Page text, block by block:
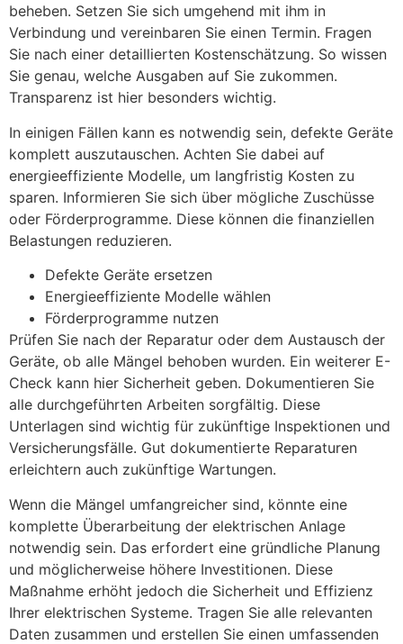
beheben. Setzen Sie sich umgehend mit ihm in
Verbindung und vereinbaren Sie einen Termin. Fragen
Sie nach einer detaillierten Kostenschätzung. So wissen
Sie genau, welche Ausgaben auf Sie zukommen.
Transparenz ist hier besonders wichtig.
In einigen Fällen kann es notwendig sein, defekte Geräte
komplett auszutauschen. Achten Sie dabei auf
energieeffiziente Modelle, um langfristig Kosten zu
sparen. Informieren Sie sich über mögliche Zuschüsse
oder Förderprogramme. Diese können die finanziellen
Belastungen reduzieren.
Defekte Geräte ersetzen
Energieeffiziente Modelle wählen
Förderprogramme nutzen
Prüfen Sie nach der Reparatur oder dem Austausch der
Geräte, ob alle Mängel behoben wurden. Ein weiterer E-
Check kann hier Sicherheit geben. Dokumentieren Sie
alle durchgeführten Arbeiten sorgfältig. Diese
Unterlagen sind wichtig für zukünftige Inspektionen und
Versicherungsfälle. Gut dokumentierte Reparaturen
erleichtern auch zukünftige Wartungen.
Wenn die Mängel umfangreicher sind, könnte eine
komplette Überarbeitung der elektrischen Anlage
notwendig sein. Das erfordert eine gründliche Planung
und möglicherweise höhere Investitionen. Diese
Maßnahme erhöht jedoch die Sicherheit und Effizienz
Ihrer elektrischen Systeme. Tragen Sie alle relevanten
Daten zusammen und erstellen Sie einen umfassenden